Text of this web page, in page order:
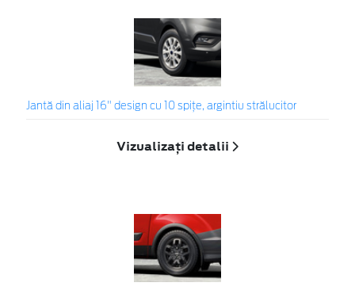
Jantă din aliaj 16" design cu 10 spițe, argintiu strălucitor
Vizualizați detalii